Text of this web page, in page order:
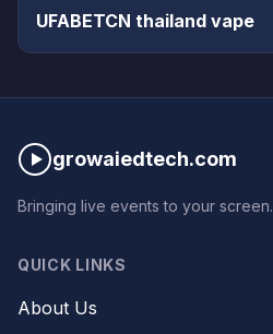
UFABETCN thailand vape
growaiedtech.com
Bringing live events to your screen.
QUICK LINKS
About Us